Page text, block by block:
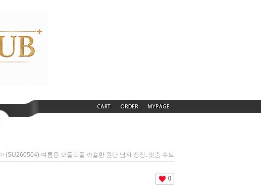
> (SU260504) 여름용 오돌토돌 까슬한 원단 남자 정장, 맞춤 수트
0